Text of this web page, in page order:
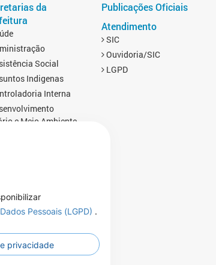
da
Social
Indigenas
Interna
e Meio Ambiente
Turismo e
Publicações Oficiais
Atendimento
SIC
Ouvidoria/SIC
LGPD
Pessoais (LGPD) .
privacidade